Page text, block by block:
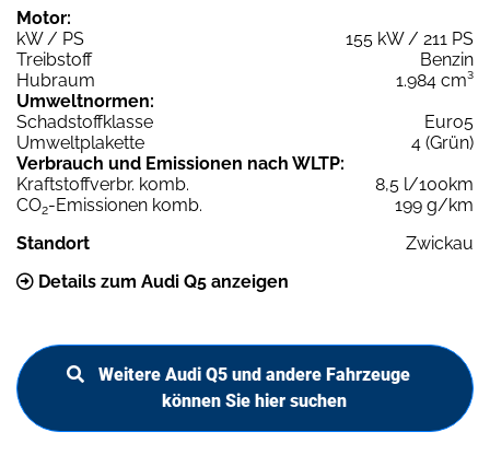
Motor:
kW / PS
155 kW / 211 PS
Treibstoff
Benzin
Hubraum
1.984 cm³
Umweltnormen:
Schadstoffklasse
Euro5
Umweltplakette
4 (Grün)
Verbrauch und Emissionen nach WLTP:
Kraftstoffverbr. komb.
8,5 l/100km
CO2-Emissionen komb.
199 g/km
Standort
Zwickau
Details zum Audi Q5 anzeigen
Weitere Audi Q5 und andere Fahrzeuge
können Sie hier suchen